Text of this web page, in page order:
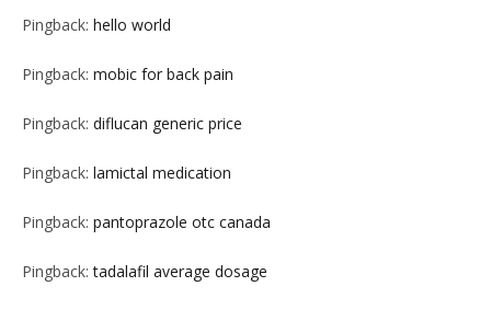
Pingback: hello world
Pingback: mobic for back pain
Pingback: diflucan generic price
Pingback: lamictal medication
Pingback: pantoprazole otc canada
Pingback:tadalafil average dosage